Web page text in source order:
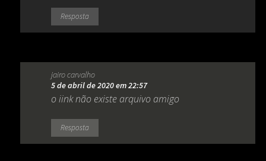
Resposta
jairo carvalho
5 de abril de 2020 em 22:57
o iink não existe arquivo amigo
Resposta